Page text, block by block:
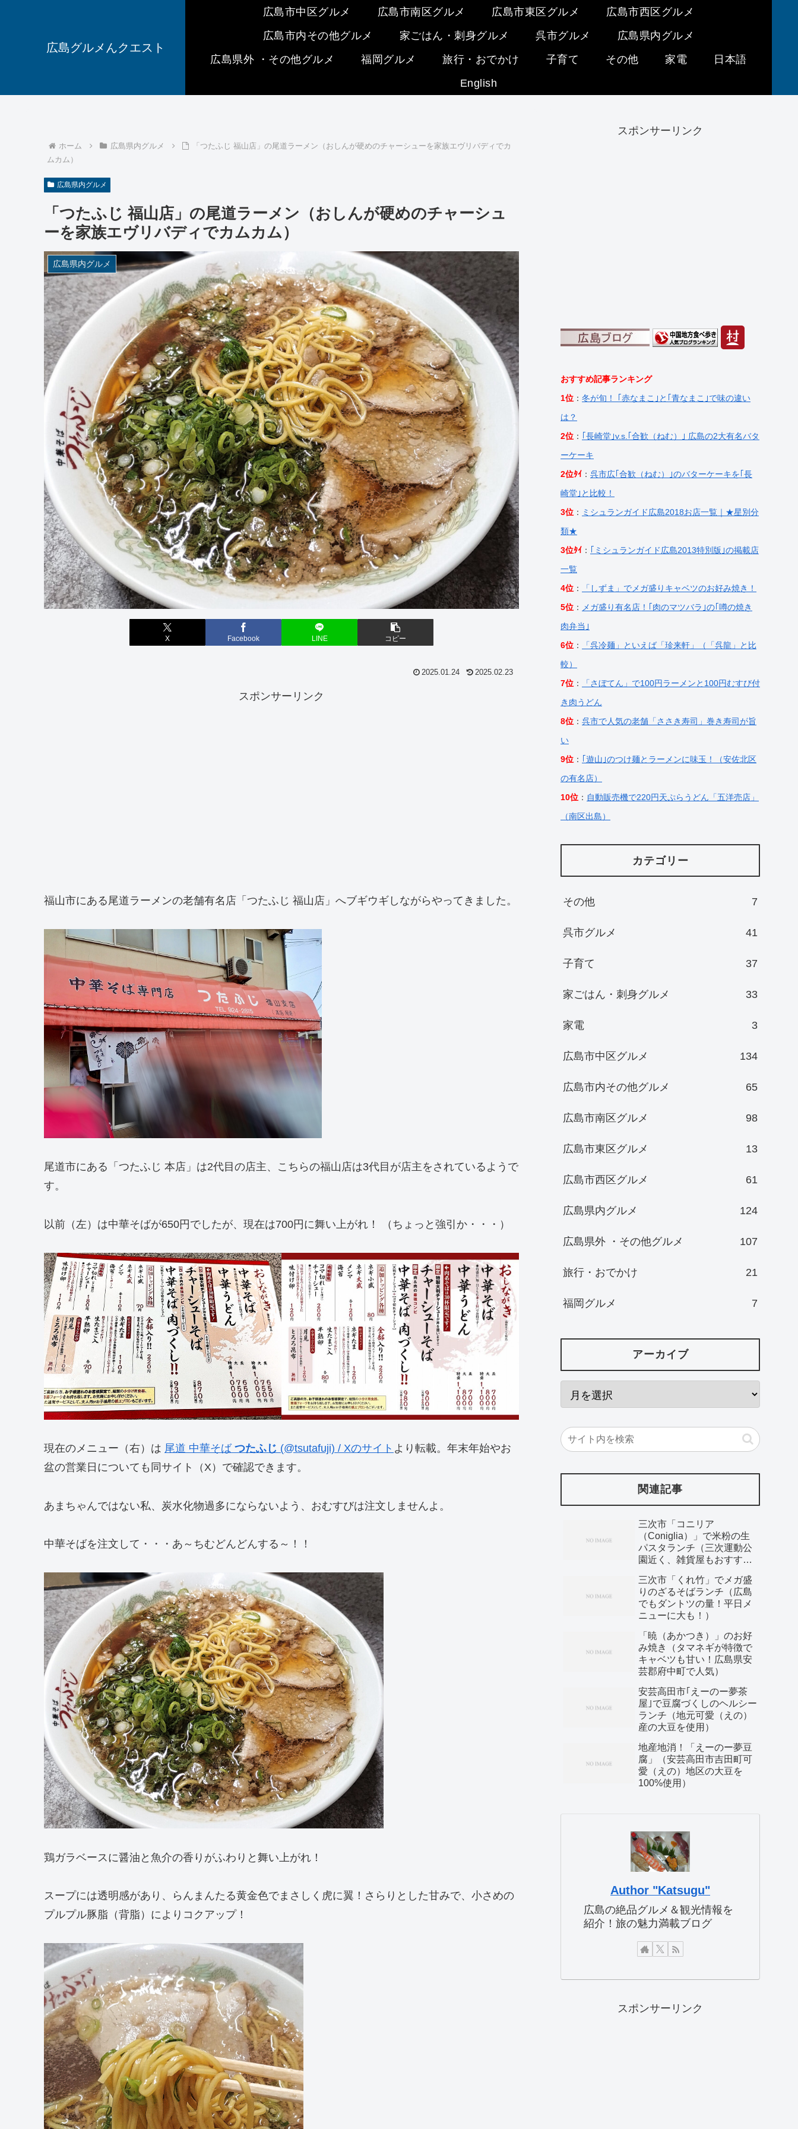
広島グルメんクエスト
広島市中区グルメ 広島市南区グルメ 広島市東区グルメ
広島市西区グルメ
広島市内その他グルメ
家ごはん・刺身グルメ 呉市グルメ
広島県内グルメ
広島県外 ・その他グルメ
福岡グルメ 旅行・おでかけ 子育て その他 家電
日本語
English
ホーム 広島県内グルメ
「つたふじ 福山店」の尾道ラーメン（おしんが硬めのチャーシューを家族エヴリバディでカ
ムカム）
広島県内グルメ
「つたふじ 福山店」の尾道ラーメン（おしんが硬めのチャーシュ
ーを家族エヴリバディでカムカム）
広島県内グルメ
X Facebook LINE コピー
2025.01.24 2025.02.23
スポンサーリンク
福山市にある尾道ラーメンの老舗有名店「つたふじ 福山店」へブギウギしながらやってきました。
尾道市にある「つたふじ 本店」は2代目の店主、こちらの福山店は3代目が店主をされているようで
す。
以前（左）は中華そばが650円でしたが、現在は700円に舞い上がれ！ （ちょっと強引か・・・）
現在のメニュー（右）は 尾道 中華そば つたふじ (@tsutafuji) / Xのサイト より転載。年末年始やお
盆の営業日についても同サイト（X）で確認できます。
あまちゃんではない私、炭水化物過多にならないよう、おむすびは注文しませんよ。
中華そばを注文して・・・あ～ちむどんどんする～！！
鶏ガラベースに醤油と魚介の香りがふわりと舞い上がれ！
スープには透明感があり、らんまんたる黄金色でまさしく虎に翼！さらりとした甘みで、小さめの
プルプル豚脂（背脂）によりコクアップ！
スポンサーリンク
おすすめ記事ランキング
1位 ： 冬が旬！ ｢赤なまこ｣と｢青なまこ｣で味の違い
は？
2位 ：
｢長崎堂｣v.s.｢合歓（ねむ）｣ 広島の2大有名バタ
ーケーキ
2位ﾀｲ ： 呉市広｢合歓（ねむ）｣のバターケーキを｢長
崎堂｣と比較！
3位 ： ミシュランガイド広島2018お店一覧｜★星別分
類★
3位ﾀｲ ：
｢ミシュランガイド広島2013特別版｣の掲載店
一覧
4位 ：
「しずま」でメガ盛りキャベツのお好み焼き！
5位 ：
メガ盛り有名店！｢肉のマツバラ｣の｢噂の焼き
肉弁当｣
6位 ：
「呉冷麺」といえば「珍来軒」（「呉龍」と比
較）
7位 ：
「さぼてん」で100円ラーメンと100円むすび付
き肉うどん
8位 ： 呉市で人気の老舗「ささき寿司」巻き寿司が旨
い
9位 ：
｢遊山｣のつけ麺とラーメンに味玉！（安佐北区
の有名店）
10位 ： 自動販売機で220円天ぷらうどん「五洋売店」
（南区出島）
カテゴリー
その他 7
呉市グルメ 41
子育て 37
家ごはん・刺身グルメ 33
家電 3
広島市中区グルメ 134
広島市内その他グルメ 65
広島市南区グルメ 98
広島市東区グルメ 13
広島市西区グルメ 61
広島県内グルメ 124
広島県外 ・その他グルメ 107
旅行・おでかけ 21
福岡グルメ 7
アーカイブ
関連記事
三次市「コニリア
（Coniglia）」で米粉の生
パスタランチ（三次運動公
園近く、雑貨屋もおすす
三次市「くれ竹」でメガ盛
りのざるそばランチ（広島
でもダントツの量！平日メ
ニューに大も！）
「暁（あかつき）」のお好
み焼き（タマネギが特徴で
キャベツも甘い！広島県安
芸郡府中町で人気）
安芸高田市｢えーのー夢茶
屋｣で豆腐づくしのヘルシー
ランチ（地元可愛（えの）
産の大豆を使用）
地産地消！「えーのー夢豆
腐」（安芸高田市吉田町可
愛（えの）地区の大豆を
100%使用）
Author "Katsugu"
広島の絶品グルメ＆観光情報を
紹介！旅の魅力満載ブログ
スポンサーリンク